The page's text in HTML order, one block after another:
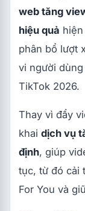
web tăng
hiệu quả
phân bổ lượt
vi người
TikTok 2026.
Thay vì đẩy
khai dịch vụ
định, giúp
tục, từ đó cải
For You và